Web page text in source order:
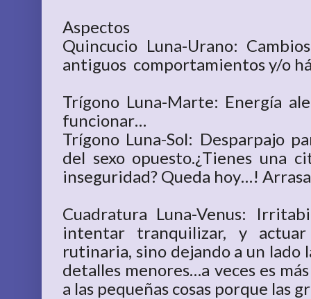
Aspectos
Quincucio Luna-Urano:
antiguos comportamientos y/o
Trígono Luna-Marte: Energía
funcionar…
Trígono Luna-Sol: Desparpajo
del sexo opuesto.¿Tienes una
inseguridad? Queda hoy…!
Cuadratura Luna-Venus:
intentar tranquilizar, y
rutinaria, sino dejando a un lado
detalles menores…a veces es
a las pequeñas cosas porque las